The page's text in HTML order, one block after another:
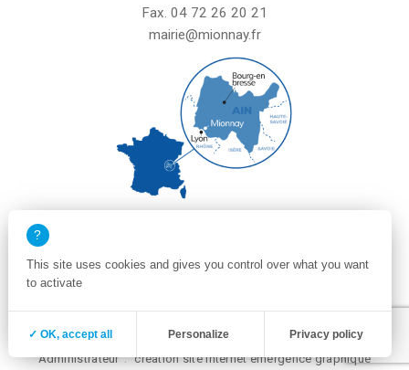
Fax. 04 72 26 20 21
mairie@mionnay.fr
le vendredi de 8h30 à 12h et de 13h30 à 16h30
un samedi matin sur deux de 8h30 à 12h
Zone membre
Mentions légales
Politique de confidentialité et cookies
Plan du site
Administrateur
création site internet emergence graphique
This site uses cookies and gives you control over what you want
to activate
✓ OK, accept all Personalize Privacy policy